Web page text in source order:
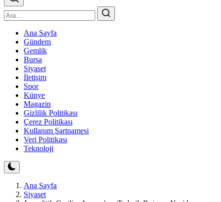
Ana Sayfa
Gündem
Gemlik
Bursa
Siyaset
İletişim
Spor
Künye
Magazin
Gizlilik Politikası
Çerez Politikası
Kullanım Şartnamesi
Veri Politikası
Teknoloji
Ana Sayfa
Siyaset